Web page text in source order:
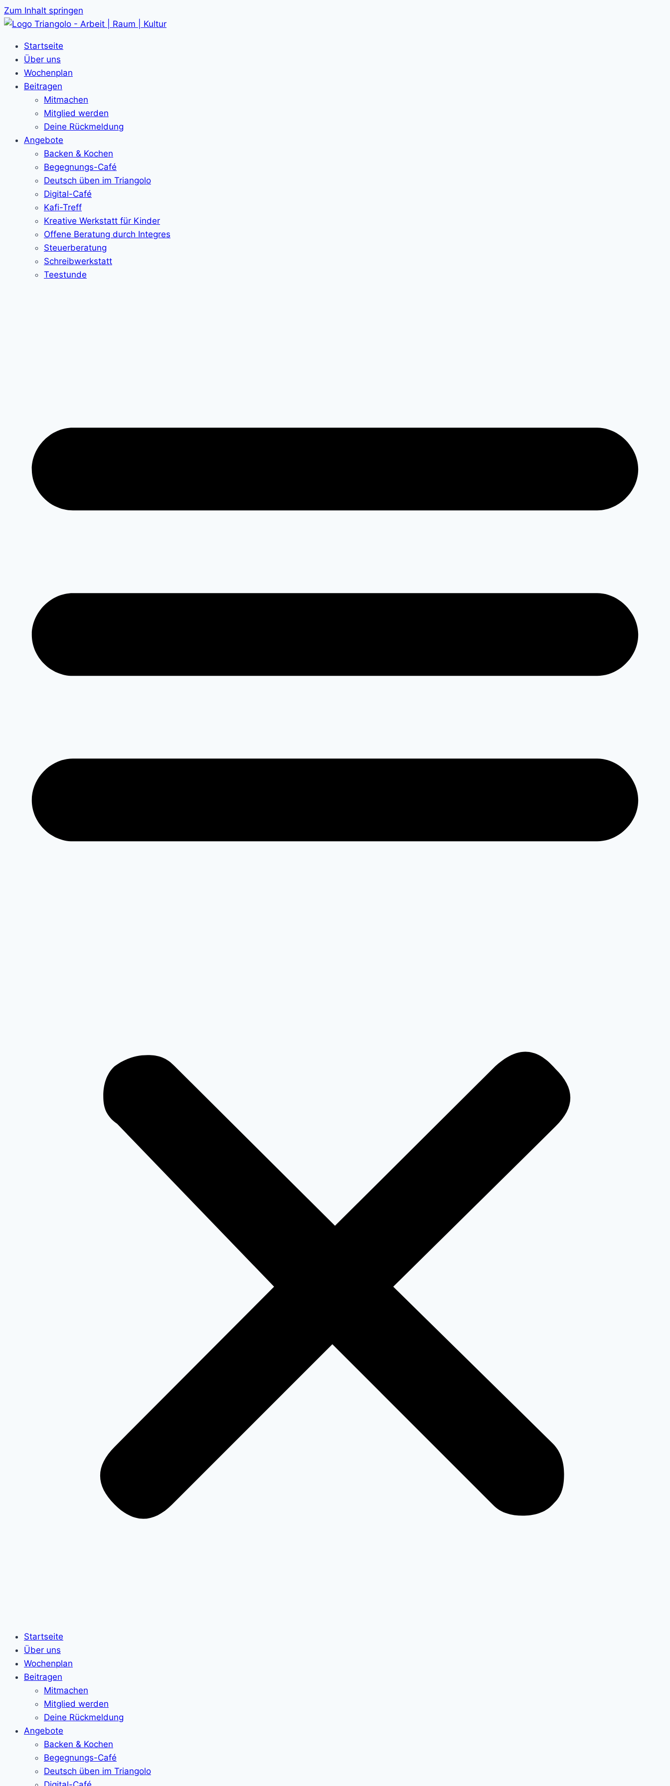
Zum Inhalt springen
Startseite
Über uns
Wochenplan
Beitragen
Mitmachen
Mitglied werden
Deine Rückmeldung
Angebote
Backen & Kochen
Begegnungs-Café
Deutsch üben im Triangolo
Digital-Café
Kafi-Treff
Kreative Werkstatt für Kinder
Offene Beratung durch Integres
Steuerberatung
Schreibwerkstatt
Teestunde
Startseite
Über uns
Wochenplan
Beitragen
Mitmachen
Mitglied werden
Deine Rückmeldung
Angebote
Backen & Kochen
Begegnungs-Café
Deutsch üben im Triangolo